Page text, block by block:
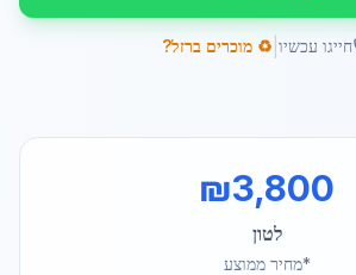
חייגו עכשיו ♻️ מוכרים ברזל?
₪3,800
לטון
*מחיר ממוצע